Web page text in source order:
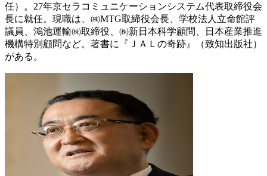
任）。27年京セラコミュニケーションシステム代表取締役会
長に就任。現職は、㈱MTG取締役会長、学校法人立命館評
議員、鴻池運輸㈱取締役、㈱新日本科学顧問、日本産業推進
機構特別顧問など。著書に『ＪＡＬの奇跡』（致知出版社）
がある。